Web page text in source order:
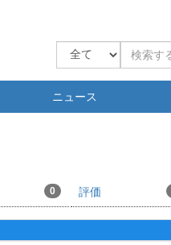
ニュース
0 評価